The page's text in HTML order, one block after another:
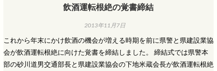
飲酒運転根絶の覚書締結
2013年11月7日
これから年末にかけ飲酒の機会が増える時期を前に県警と県建設業協
会が飲酒運転根絶に向けた覚書を締結しました。 締結式では県警本
部の砂川道男交通部長と県建設業協会の下地米蔵会長が飲酒運転根絶